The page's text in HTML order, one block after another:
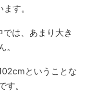
す。
は、あまり大き
。
ということな
す。